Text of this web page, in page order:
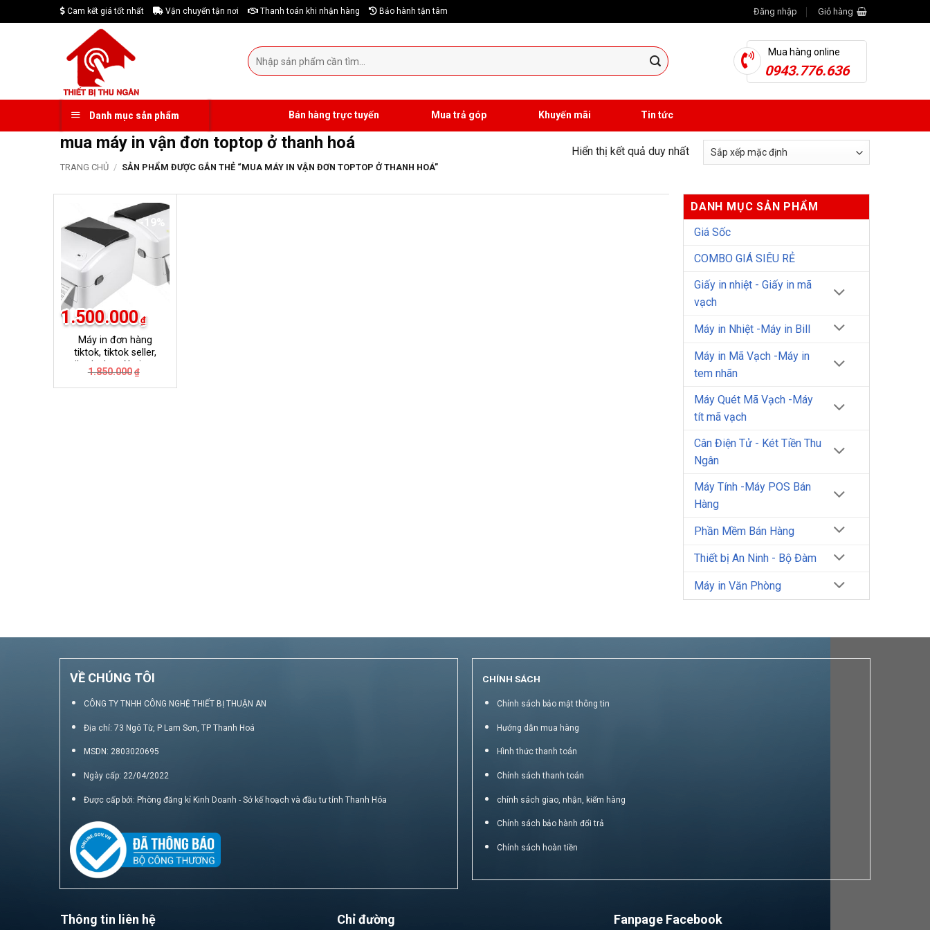
to
Cam kết giá tốt nhất Vận chuyển tận nơi Thanh toán khi nhận hàng Bảo hành tận tâm Đăng nhập Giỏ hàng
Tìm
kiếm:
Mua hàng online
0943.776.636
Danh mục sản phẩm Bán hàng trực tuyến Mua trả góp Khuyến mãi Tin tức
mua máy in vận đơn toptop ở thanh hoá
TRANG CHỦ / SẢN PHẨM ĐƯỢC GẮN THẺ “MUA MÁY IN VẬN ĐƠN TOPTOP Ở THANH HOÁ”
Hiển thị kết quả duy nhất
-19%
Máy in đơn hàng
tiktok, tiktok seller,
tiktok shop Xprinter
420B
1.850.000 ₫
là:
1.500.000 ₫
tại
DANH MỤC SẢN PHẨM
Giá Sốc
COMBO GIÁ SIÊU RẺ
Giấy in nhiệt - Giấy in mã
vạch
Máy in Nhiệt -Máy in Bill
Máy in Mã Vạch -Máy in
tem nhãn
Máy Quét Mã Vạch -Máy
tít mã vạch
Cân Điện Tử - Két Tiền Thu
Ngân
Máy Tính -Máy POS Bán
Hàng
Phần Mềm Bán Hàng
Thiết bị An Ninh - Bộ Đàm
Máy in Văn Phòng
VỀ CHÚNG TÔI
CÔNG TY TNHH CÔNG NGHỆ THIẾT BỊ THUẬN AN
Địa chỉ: 73 Ngô Từ, P Lam Sơn, TP Thanh Hoá
MSDN: 2803020695
Ngày cấp: 22/04/2022
Được cấp bởi: Phòng đăng kí Kinh Doanh - Sở kế hoạch và đầu tư tỉnh Thanh Hóa
CHÍNH SÁCH
Chính sách bảo mật thông tin
Hướng dẫn mua hàng
Hình thức thanh toán
Chính sách thanh toán
chính sách giao, nhận, kiểm hàng
Chính sách bảo hành đổi trả
Chính sách hoàn tiền
Thông tin liên hệ Chỉ đường Fanpage Facebook